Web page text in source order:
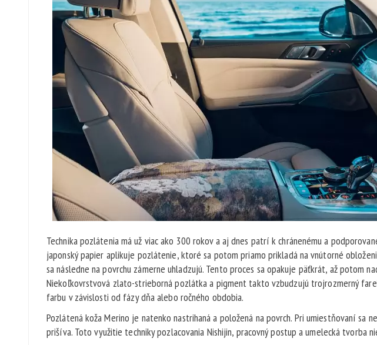
Technika pozlátenia má už viac ako 300 rokov a aj dnes patrí k chránenému a
japonský papier aplikuje pozlátenie, ktoré sa potom priamo prikladá na vnútorné
sa následne na povrchu zámerne uhladzujú. Tento proces sa opakuje päťkrát, až potom
Niekoľkovrstvová zlato-strieborná pozlátka a pigment takto vzbudzujú trojrozmerný
farbu v závislosti od fázy dňa alebo ročného obdobia.
Pozlátená koža Merino je natenko nastrihaná a položená na povrch. Pri umiestňovaní sa
prišíva. Toto využitie techniky pozlacovania Nishijin, pracovný postup a umelecká tvorba